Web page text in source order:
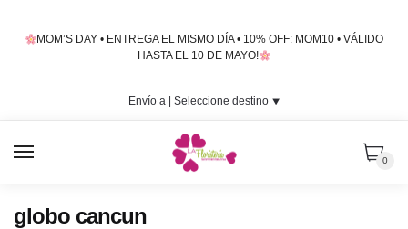
MOM’S DAY • ENTREGA EL MISMO DÍA • 10% OFF: MOM10 • VÁLIDO
HASTA EL 10 DE MAYO!
Envío a | Seleccione destino⯆
0
globo cancun